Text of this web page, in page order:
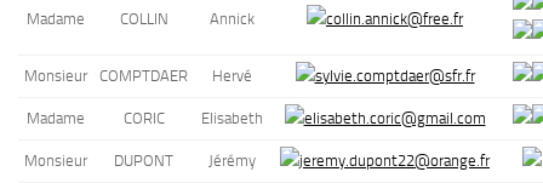
Madame COLLIN Annick
Monsieur COMPTDAER Hervé
Madame CORIC Elisabeth
Monsieur DUPONT Jérémy